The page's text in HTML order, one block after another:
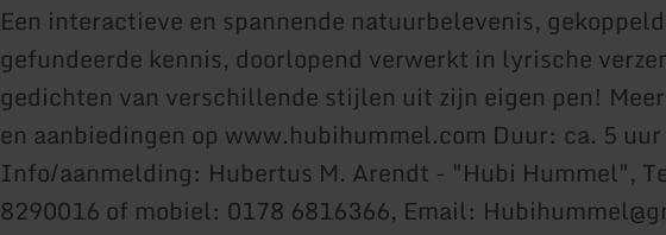
Een interactieve en spannende natuurbelevenis,
gefundeerde kennis, doorlopend verwerkt in lyrische
gedichten van verschillende stijlen uit zijn eigen pen!
en aanbiedingen op www.hubihummel.com Duur: ca. 5 uur
Info/aanmelding: Hubertus M. Arendt - "Hubi Hummel",
8290016 of mobiel: 0178 6816366, Email: